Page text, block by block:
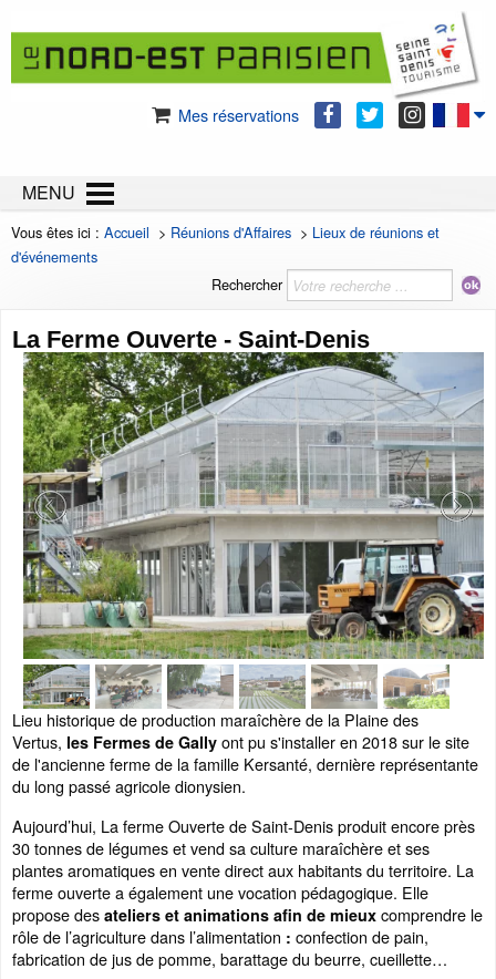
Mes réservations
MENU
Vous êtes ici : Accueil > Réunions d'Affaires > Lieux de réunions et
d'événements
Rechercher
La Ferme Ouverte - Saint-Denis
Lieu historique de production maraîchère de la Plaine des
Vertus, les Fermes de Gally ont pu s'installer en 2018 sur le site
de l'ancienne ferme de la famille Kersanté, dernière représentante
du long passé agricole dionysien.
Aujourd’hui, La ferme Ouverte de Saint-Denis produit encore près
30 tonnes de légumes et vend sa culture maraîchère et ses
plantes aromatiques en vente direct aux habitants du territoire. La
ferme ouverte a également une vocation pédagogique. Elle
propose des ateliers et animations afin de mieux comprendre le
rôle de l’agriculture dans l’alimentation : confection de pain,
fabrication de jus de pomme, barattage du beurre, cueillette…